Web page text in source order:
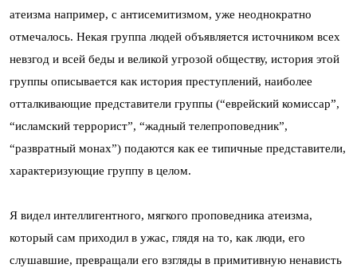
атеизма например, с антисемитизмом, уже неоднократно
отмечалось. Некая группа людей объявляется источником всех
невзгод и всей беды и великой угрозой обществу, история этой
группы описывается как история преступлений, наиболее
отталкивающие представители группы (“еврейский комиссар”,
“ис­лам­ский террорист”, “жадный телепроповедник”,
“развратный монах”) подаются как ее типичные представители,
характеризующие группу в целом.
Я видел интеллигентного, мягкого проповедника атеизма,
который сам приходил в ужас, глядя на то, как люди, его
слушавшие, превращали его взгляды в примитивную ненависть